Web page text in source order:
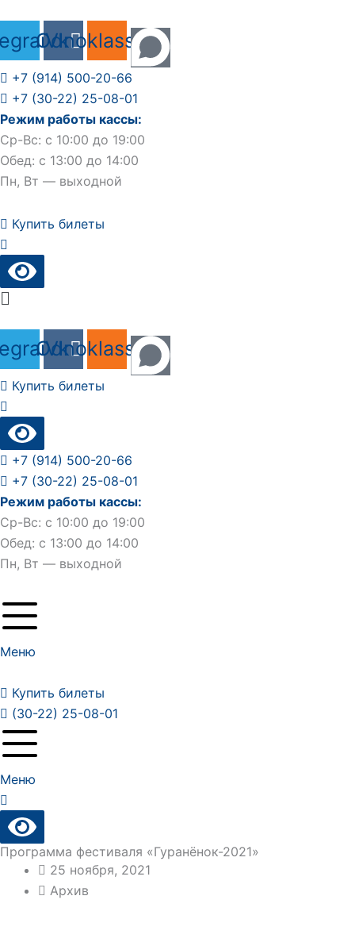
содержимому
Vk
Odnoklassniki
+7 (914) 500-20-66
+7 (30-22) 25-08-01
Режим работы кассы:
Ср-Вс: с 10:00 до 19:00
Обед: с 13:00 до 14:00
Пн, Вт — выходной
Купить билеты
Main
Vk
Odnoklassniki
Купить билеты
+7 (914) 500-20-66
+7 (30-22) 25-08-01
Режим работы кассы:
Ср-Вс: с 10:00 до 19:00
Обед: с 13:00 до 14:00
Пн, Вт — выходной
Меню
Купить билеты
(30-22) 25-08-01
Меню
Программа фестиваля «Гуранёнок-2021»
25 ноября, 2021
Архив